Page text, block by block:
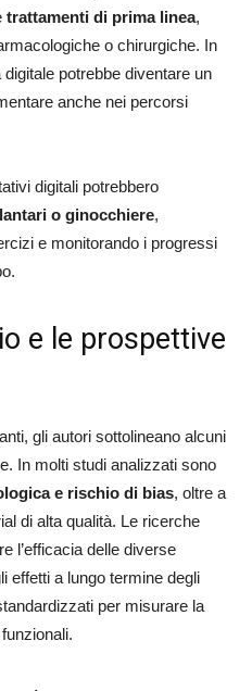
trattamenti di prima linea,
o chirurgiche. In
potrebbe diventare un
anche nei percorsi
digitali potrebbero
o ginocchiere,
e monitorando i progressi
e le prospettive
gli autori sottolineano alcuni
In molti studi analizzati sono
e rischio di bias, oltre a
di alta qualità. Le ricerche
l’efficacia delle diverse
effetti a lungo termine degli
per misurare la